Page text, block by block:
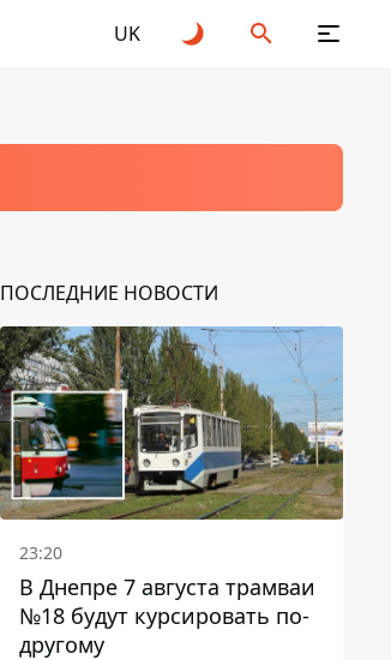
UK
ПОСЛЕДНИЕ НОВОСТИ
23:20
В Днепре 7 августа трамваи
№18 будут курсировать по-
другому